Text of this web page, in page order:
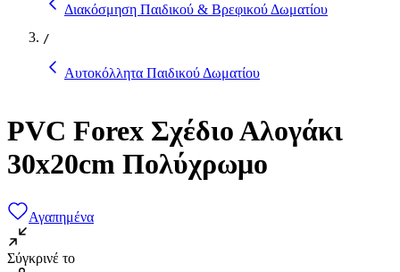
Διακόσμηση Παιδικού & Βρεφικού Δωματίου
/
Αυτοκόλλητα Παιδικού Δωματίου
PVC Forex Σχέδιο Αλογάκι
30x20cm Πολύχρωμο
Αγαπημένα
Σύγκρινέ το